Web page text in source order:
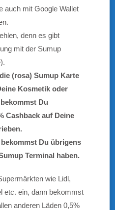
auch mit Google Wallet
denn es gibt
mit der Sumup
(rosa) Sumup Karte
Kosmetik oder
Du
Cashback auf Deine
Du übrigens
Terminal haben.
wie Lidl,
etc. ein, dann bekommst
anderen Läden 0,5%